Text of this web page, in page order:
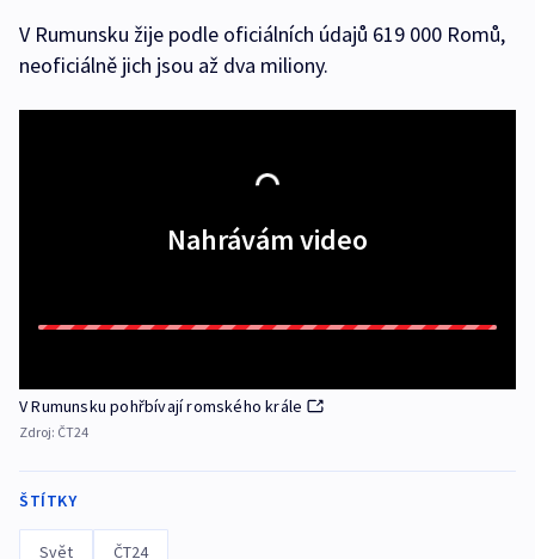
V Rumunsku žije podle oficiálních údajů 619 000 Romů,
neoficiálně jich jsou až dva miliony.
Nahrávám video
V Rumunsku pohřbívají romského krále
Zdroj: ČT24
ŠTÍTKY
Svět ČT24